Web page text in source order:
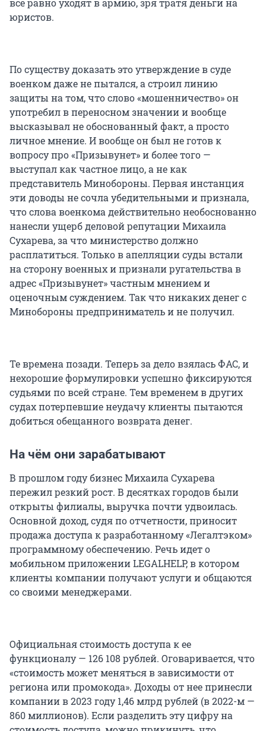
всё равно уходят в армию, зря тратя деньги на
юристов.
По существу доказать это утверждение в суде
военком даже не пытался, а строил линию
защиты на том, что слово «мошенничество» он
употребил в переносном значении и вообще
высказывал не обоснованный факт, а просто
личное мнение. И вообще он был не готов к
вопросу про «Призывунет» и более того —
выступал как частное лицо, а не как
представитель Минобороны. Первая инстанция
эти доводы не сочла убедительными и признала,
что слова военкома действительно необоснованно
нанесли ущерб деловой репутации Михаила
Сухарева, за что министерство должно
расплатиться. Только в апелляции суды встали
на сторону военных и признали ругательства в
адрес «Призывунет» частным мнением и
оценочным суждением. Так что никаких денег с
Минобороны предприниматель и не получил.
Те времена позади. Теперь за дело взялась ФАС, и
нехорошие формулировки успешно фиксируются
судьями по всей стране. Тем временем в других
судах потерпевшие неудачу клиенты пытаются
добиться обещанного возврата денег.
На чём они зарабатывают
В прошлом году бизнес Михаила Сухарева
пережил резкий рост. В десятках городов были
открыты филиалы, выручка почти удвоилась.
Основной доход, судя по отчетности, приносит
продажа доступа к разработанному «Легалтэком»
программному обеспечению. Речь идет о
мобильном приложении LEGALHELP, в котором
клиенты компании получают услуги и общаются
со своими менеджерами.
Официальная стоимость доступа к ее
функционалу — 126 108 рублей. Оговаривается, что
«стоимость может меняться в зависимости от
региона или промокода». Доходы от нее принесли
компании в 2023 году 1,46 млрд рублей (в 2022-м —
860 миллионов). Если разделить эту цифру на